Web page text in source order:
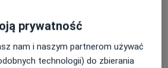
Pokaż więcej
o adresie
prywatność
nam i naszym partnerom używać
technologii) do zbierania